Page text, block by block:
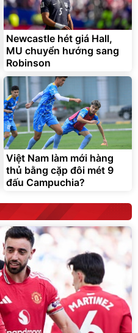
Newcastle hét giá Hall,
MU chuyển hướng sang
Robinson
Việt Nam làm mới hàng
thủ bằng cặp đôi mét 9
đấu Campuchia?